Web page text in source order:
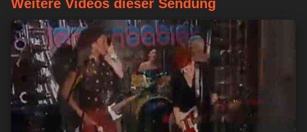
Weitere Videos dieser Sendung